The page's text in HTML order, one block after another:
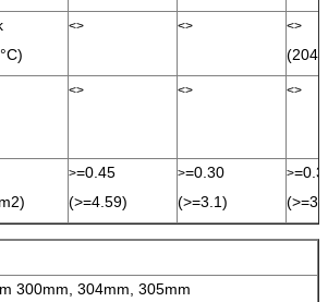
<> <> <>
<> <> <>
>=0.45
(>=4.59)
>=0.30
(>=3.1)
>
300mm, 304mm, 305mm